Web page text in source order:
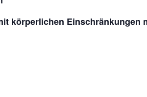
körperlichen Einschränkungen